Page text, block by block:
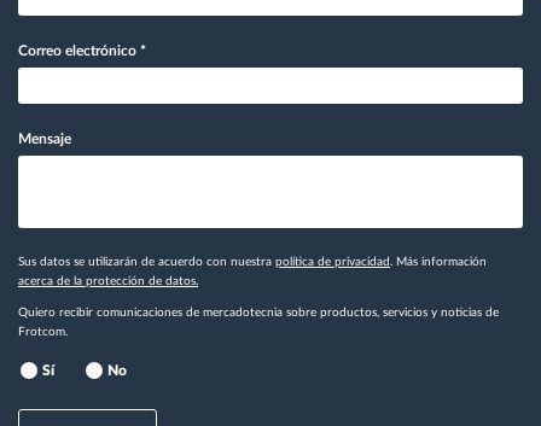
Correo electrónico *
Mensaje
Sus datos se utilizarán de acuerdo con nuestra política de privacidad . Más información
acerca de la protección de datos.
Quiero recibir comunicaciones de mercadotecnia sobre productos, servicios y noticias de
Frotcom.
Sí No